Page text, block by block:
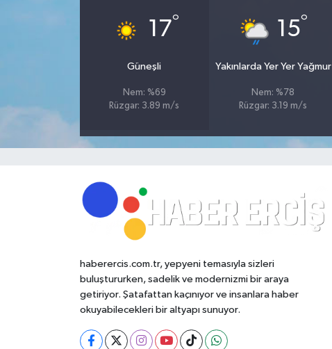
17°
Güneşli
Nem: %69
Rüzgar: 3.89 m/s
15°
Yakınlarda Yer Yer Yağmur
Nem: %78
Rüzgar: 3.19 m/s
haberercis.com.tr, yepyeni temasıyla sizleri
buluştururken, sadelik ve modernizmi bir araya
getiriyor. Şatafattan kaçınıyor ve insanlara haber
okuyabilecekleri bir altyapı sunuyor.